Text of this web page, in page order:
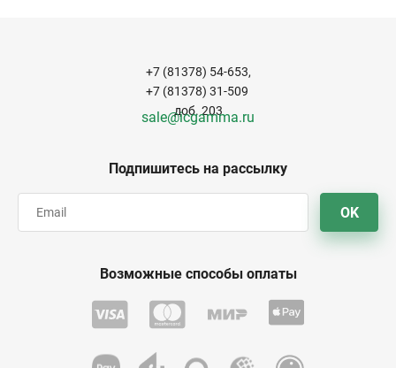
Подпишитесь на рассылку
OK
+7 (81378) 54-653,
+7 (81378) 31-509
доб. 203
sale@icgamma.ru
Возможные способы оплаты